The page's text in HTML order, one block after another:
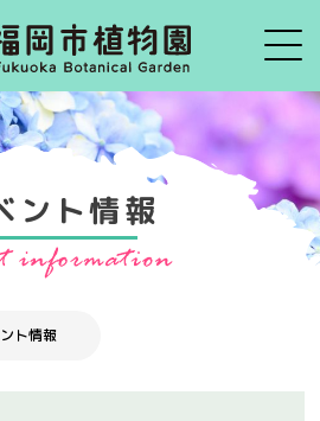
ント情報
ト情報